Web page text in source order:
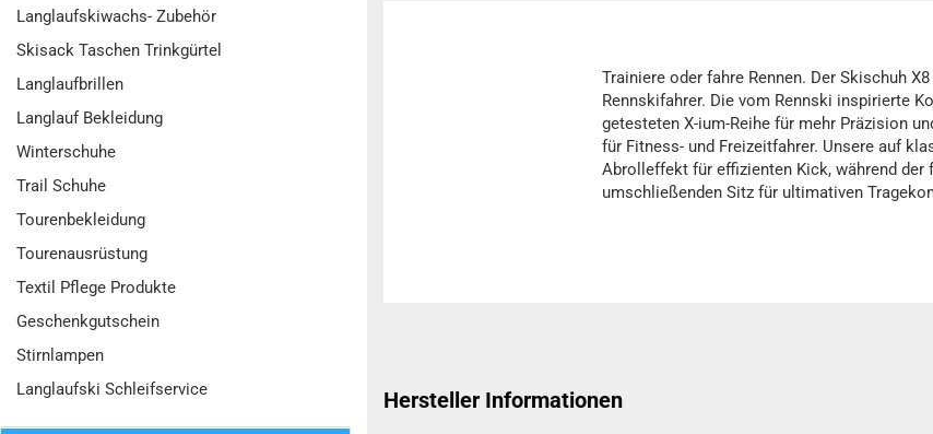
Trainiere oder fahre Rennen. Der Skischuh
Rennskifahrer. Die vom Rennski inspirierte
getesteten X-ium-Reihe für mehr Präzision
für Fitness- und Freizeitfahrer. Unsere auf
Abrolleffekt für effizienten Kick, während
umschließenden Sitz für ultimativen
Hersteller Informationen
Langlaufskiwachs- Zubehör
Skisack Taschen Trinkgürtel
Langlaufbrillen
Langlauf Bekleidung
Winterschuhe
Trail Schuhe
Tourenbekleidung
Tourenausrüstung
Textil Pflege Produkte
Geschenkgutschein
Stirnlampen
Langlaufski Schleifservice